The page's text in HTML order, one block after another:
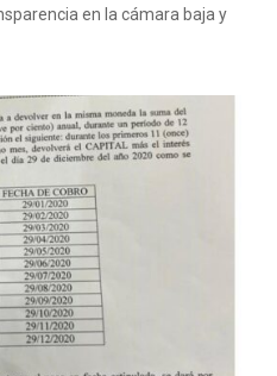
en la cámara baja y